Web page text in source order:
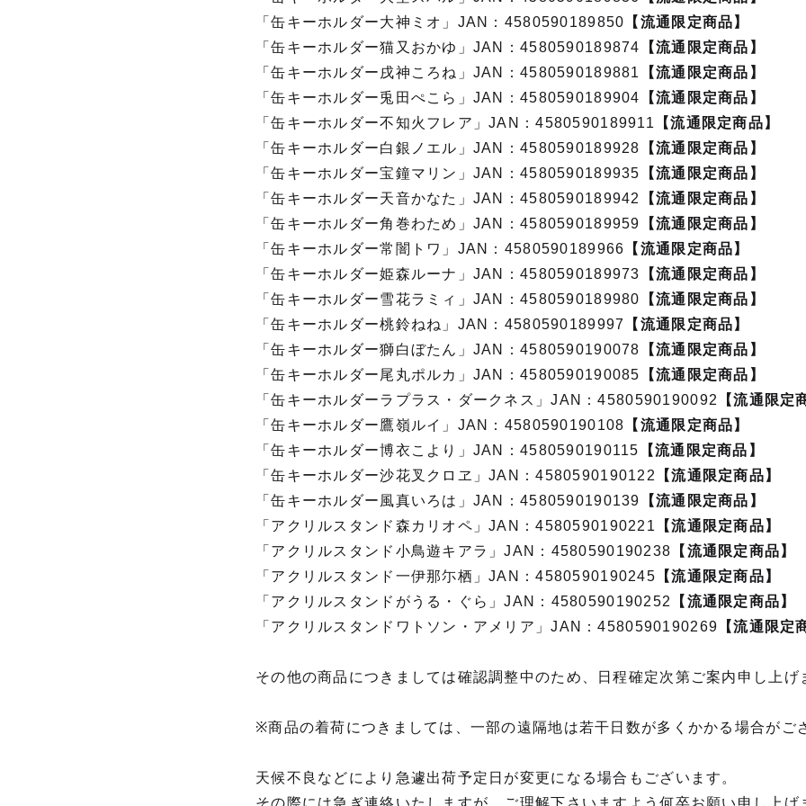
「缶キーホルダー大神ミオ」JAN：4580590189850 【流通限定商品】
「缶キーホルダー猫又おかゆ」JAN：4580590189874 【流通限定商品】
「缶キーホルダー戌神ころね」JAN：4580590189881
【流通限定商品】
「缶キーホルダー兎田ぺこら」JAN：4580590189904 【流通限定商品】
「缶キーホルダー不知火フレア」JAN：4580590189911
【流通限定商品】
「缶キーホルダー白銀ノエル」JAN：4580590189928 【流通限定商品】
「缶キーホルダー宝鐘マリン」JAN：4580590189935 【流通限定商品】
「缶キーホルダー天音かなた」JAN：4580590189942
【流通限定商品】
「缶キーホルダー角巻わため」JAN：4580590189959 【流通限定商品】
「缶キーホルダー常闇トワ」JAN：4580590189966 【流通限定商品】
「缶キーホルダー姫森ルーナ」JAN：4580590189973 【流通限定商品】
「缶キーホルダー雪花ラミィ」JAN：4580590189980 【流通限定商品】
「缶キーホルダー桃鈴ねね」JAN：4580590189997
【流通限定商品】
「缶キーホルダー獅白ぼたん」JAN：4580590190078 【流通限定商品】
「缶キーホルダー尾丸ポルカ」JAN：4580590190085 【流通限定商品】
「缶キーホルダーラプラス・ダークネス」JAN：4580590190092
【流通限定
「缶キーホルダー鷹嶺ルイ」JAN：4580590190108 【流通限定商品】
「缶キーホルダー博衣こより」JAN：4580590190115 【流通限定商品】
「缶キーホルダー沙花叉クロヱ」JAN：4580590190122
【流通限定商品】
「缶キーホルダー風真いろは」JAN：4580590190139 【流通限定商品】
「アクリルスタンド森カリオペ」JAN：4580590190221
【流通限定商品】
「アクリルスタンド小鳥遊キアラ」JAN：4580590190238 【流通限定商品】
「アクリルスタンド一伊那尓栖」JAN：4580590190245 【流通限定商品】
「アクリルスタンドがうる・ぐら」JAN：4580590190252
【流通限定商品】
「アクリルスタンドワトソン・アメリア」JAN：4580590190269 【流通限定
その他の商品につきましては確認調整中のため、日程確定次第ご案内申し上げ
※商品の着荷につきましては、一部の遠隔地は若干日数が多くかかる場合がご
天候不良などにより急遽出荷予定日が変更になる場合もございます。
その際には急ぎ連絡いたしますが、ご理解下さいますよう何卒お願い申し上げ